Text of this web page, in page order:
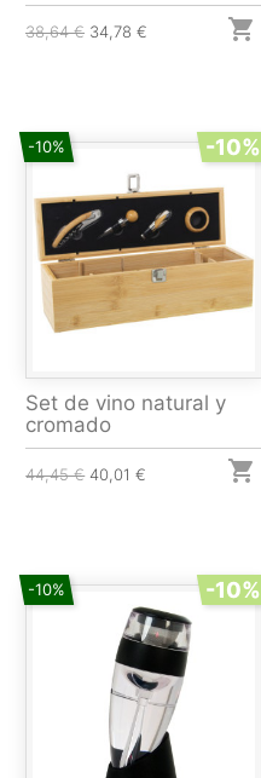
38,64 € 34,78 € 
-10% -10%
Set de vino natural y
cromado
44,45 € 40,01 € 
-10% -10%